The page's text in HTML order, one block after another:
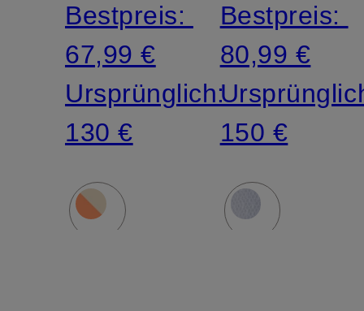
Bestpreis:
67,99 €
Ursprünglich:
130 €
Bestpreis:
80,99 €
150 €